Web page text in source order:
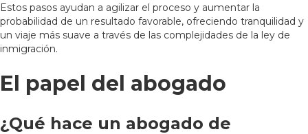
Estos pasos ayudan a agilizar el proceso y aumentar la
probabilidad de un resultado favorable, ofreciendo tranquilidad y
un viaje más suave a través de las complejidades de la ley de
inmigración.
El papel del abogado
¿Qué hace un abogado de